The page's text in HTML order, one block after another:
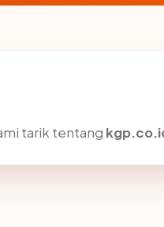
tarik tentang